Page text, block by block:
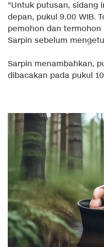
"Untuk putusan, sidang
depan, pukul 9.00 WIB.
pemohon dan
Sarpin sebelum
Sarpin menambahkan,
dibacakan pada pukul